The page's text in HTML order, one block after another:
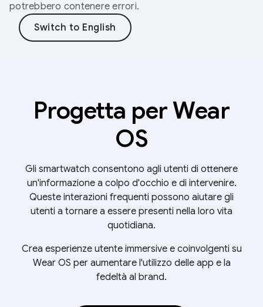
potrebbero contenere errori.
Progetta per Wear
OS
Gli smartwatch consentono agli utenti di ottenere
un'informazione a colpo d'occhio e di intervenire.
Queste interazioni frequenti possono aiutare gli
utenti a tornare a essere presenti nella loro vita
quotidiana.
Crea esperienze utente immersive e coinvolgenti su
Wear OS per aumentare l'utilizzo delle app e la
fedeltà al brand.